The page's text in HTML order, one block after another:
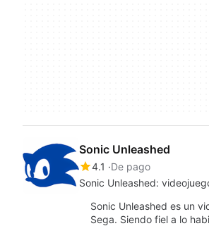
Sonic Unleashed
4.1
De pago
Sonic Unleashed:
Sonic Unleashed es un
Sega. Siendo fiel a lo